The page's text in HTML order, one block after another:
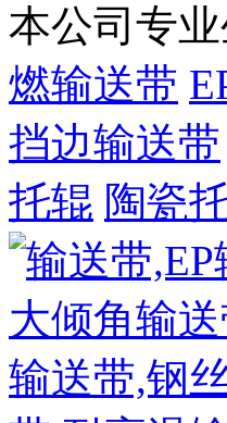
本公司专
燃输送带
挡边输送带
托辊 陶瓷